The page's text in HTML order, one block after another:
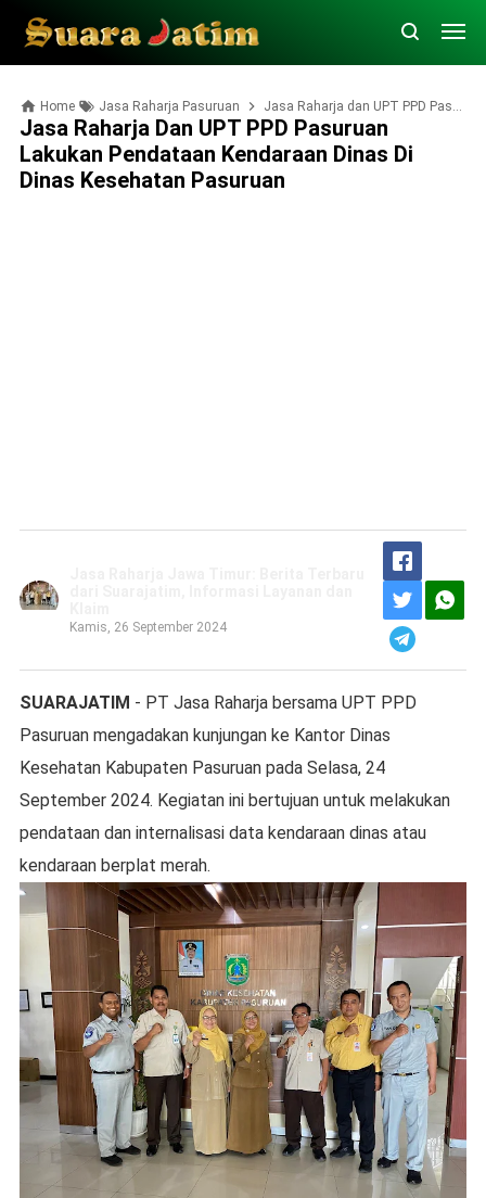
Home Jasa Raharja Pasuruan Jasa Raharja dan UPT PPD Pasuruan Lakukan Pendataan Kendaraan Dinas di Dinas Kesehatan Pasuruan
Jasa Raharja Dan UPT PPD Pasuruan
Lakukan Pendataan Kendaraan Dinas Di
Dinas Kesehatan Pasuruan
Kamis, 26 September 2024
SUARAJATIM - PT Jasa Raharja bersama UPT PPD
Pasuruan mengadakan kunjungan ke Kantor Dinas
Kesehatan Kabupaten Pasuruan pada Selasa, 24
September 2024. Kegiatan ini bertujuan untuk melakukan
pendataan dan internalisasi data kendaraan dinas atau
kendaraan berplat merah.